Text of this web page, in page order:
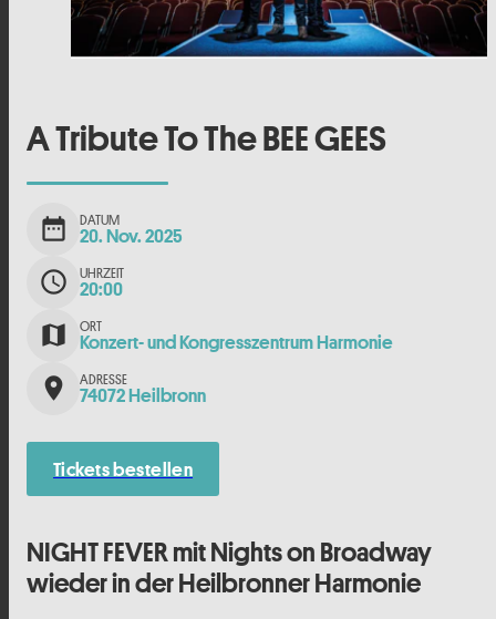
A Tribute To The BEE GEES
date_range DATUM
20. Nov. 2025
schedule UHRZEIT
20:00
map ORT
Konzert- und Kongresszentrum Harmonie
place ADRESSE
74072 Heilbronn
Tickets bestellen
NIGHT FEVER mit Nights on Broadway
wieder in der Heilbronner Harmonie